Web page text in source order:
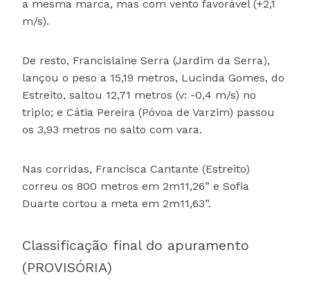
a mesma marca, mas com vento favorável (+2,1
m/s).
De resto, Francislaine Serra (Jardim da Serra),
lançou o peso a 15,19 metros, Lucinda Gomes, do
Estreito, saltou 12,71 metros (v: -0,4 m/s) no
triplo; e Cátia Pereira (Póvoa de Varzim) passou
os 3,93 metros no salto com vara.
Nas corridas, Francisca Cantante (Estreito)
correu os 800 metros em 2m11,26” e Sofia
Duarte cortou a meta em 2m11,63”.
Classificação final do apuramento
(PROVISÓRIA)